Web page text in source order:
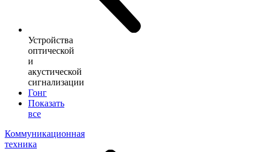
Устройства
оптической
и
акустической
сигнализации
Гонг
Показать
все
Коммуникационная
техника